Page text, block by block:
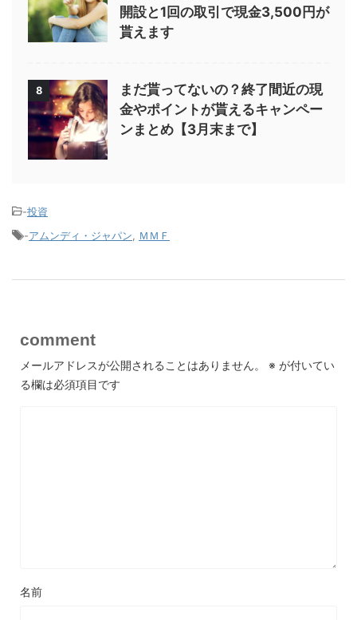
開設と1回の取引で現金3,500円が
貰えます
8
まだ貰ってないの？終了間近の現
金やポイントが貰えるキャンペー
ンまとめ【3月末まで】
-投資
-アムンディ・ジャパン ＭＭＦ
comment
メールアドレスが公開されることはありません。 ※ が付いてい
る欄は必須項目です
名前